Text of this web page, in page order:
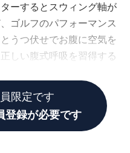
ーするとスウィング軸が
ゴルフのパフォーマンス
うつ伏せでお腹に空気を
しい腹式呼吸を習得する
限定です
登録が必要です